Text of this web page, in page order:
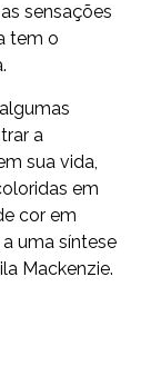
sensações
tem o
a
sua vida,
em
cor em
uma síntese
Mackenzie.